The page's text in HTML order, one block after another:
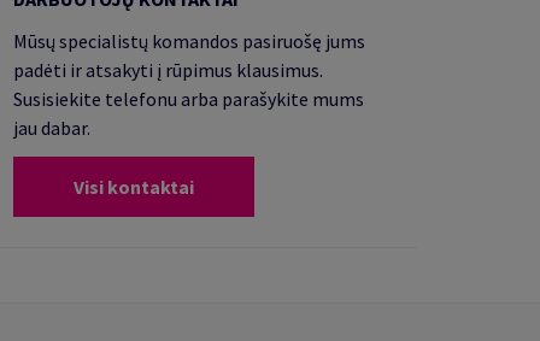
Mūsų specialistų komandos pasiruošę jums
padėti ir atsakyti į rūpimus klausimus.
Susisiekite telefonu arba parašykite mums
jau dabar.
Visi kontaktai